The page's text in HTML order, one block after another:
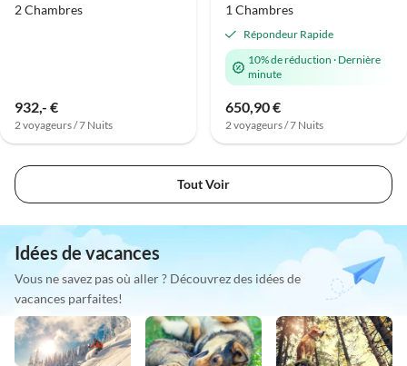
2 Chambres
932,- €
2 voyageurs / 7 Nuits
1 Chambres
Répondeur Rapide
10% de réduction · Dernière
minute
650,90 €
2 voyageurs / 7 Nuits
Tout Voir
Idées de vacances
Vous ne savez pas où aller ? Découvrez des idées de
vacances parfaites!